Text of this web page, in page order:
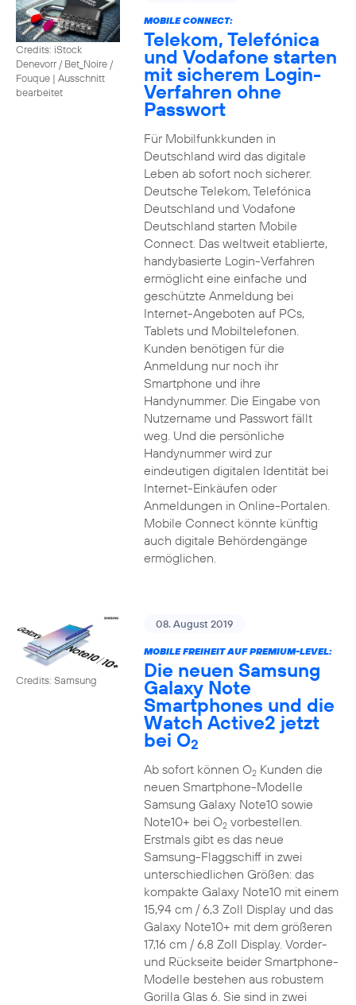
Credits: iStock
Denevorr / Bet_Noire /
Fouque | Ausschnitt
bearbeitet
MOBILE CONNECT:
Telekom, Telefónica
und Vodafone starten
mit sicherem Login-
Verfahren ohne
Passwort
Für Mobilfunkkunden in
Deutschland wird das digitale
Leben ab sofort noch sicherer.
Deutsche Telekom, Telefónica
Deutschland und Vodafone
Deutschland starten Mobile
Connect. Das weltweit etablierte,
handybasierte Login-Verfahren
ermöglicht eine einfache und
geschützte Anmeldung bei
Internet-Angeboten auf PCs,
Tablets und Mobiltelefonen.
Kunden benötigen für die
Anmeldung nur noch ihr
Smartphone und ihre
Handynummer. Die Eingabe von
Nutzername und Passwort fällt
weg. Und die persönliche
Handynummer wird zur
eindeutigen digitalen Identität bei
Internet-Einkäufen oder
Anmeldungen in Online-Portalen.
Mobile Connect könnte künftig
auch digitale Behördengänge
ermöglichen.
Credits: Samsung
08. August 2019
MOBILE FREIHEIT AUF PREMIUM-LEVEL:
Die neuen Samsung
Galaxy Note
Smartphones und die
Watch Active2 jetzt
bei O2
Ab sofort können O2Kunden die
neuen Smartphone-Modelle
Samsung Galaxy Note10 sowie
Note10+ bei O2vorbestellen.
Erstmals gibt es das neue
Samsung-Flaggschiff in zwei
unterschiedlichen Größen: das
kompakte Galaxy Note10 mit einem
15,94 cm / 6,3 Zoll Display und das
Galaxy Note10+ mit dem größeren
17,16 cm / 6,8 Zoll Display. Vorder-
und Rückseite beider Smartphone-
Modelle bestehen aus robustem
Gorilla Glas 6. Sie sind in zwei